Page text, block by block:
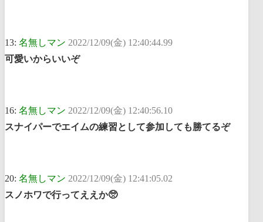
13: 名無しマン 2022/12/09(金) 12:40:44.99
可愛いからいいぞ
16: 名無しマン 2022/12/09(金) 12:40:56.10
スナイパーでエイムの練習として参加しても勝てるぞ
20: 名無しマン 2022/12/09(金) 12:41:05.02
スノホワで行ってええか🥺